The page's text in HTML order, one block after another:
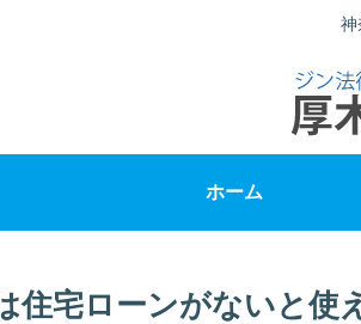
神
ホーム
住宅ローンがないと使